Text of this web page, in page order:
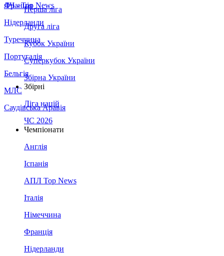
Франція
Нідерланди
Туреччина
Португалія
Бельгія
МЛС
Саудівська Аравія
ЛЧ - Top News
Перша ліга
Друга ліга
Кубок України
Суперкубок України
Збірна України
Збірні
Ліга націй
ЧС 2026
Чемпіонати
Англія
Іспанія
АПЛ Top News
Італія
Німеччина
Франція
Нідерланди